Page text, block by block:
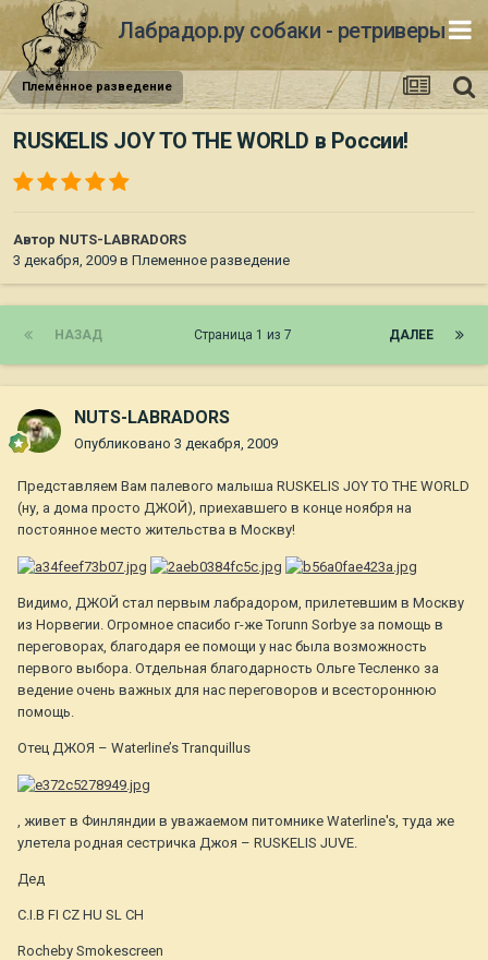
Лабрадор.ру собаки - ретриверы
Племенное разведение
RUSKELIS JOY TO THE WORLD в России!
Автор NUTS-LABRADORS
3 декабря, 2009 в Племенное разведение
НАЗАД ДАЛЕЕ
Страница 1 из 7
NUTS-LABRADORS
Опубликовано 3 декабря, 2009
Представляем Вам палевого малыша RUSKELIS JOY TO THE WORLD
(ну, а дома просто ДЖОЙ), приехавшего в конце ноября на
постоянное место жительства в Москву!
Видимо, ДЖОЙ стал первым лабрадором, прилетевшим в Москву
из Норвегии. Огромное спасибо г-же Torunn Sorbye за помощь в
переговорах, благодаря ее помощи у нас была возможность
первого выбора. Отдельная благодарность Ольге Тесленко за
ведение очень важных для нас переговоров и всестороннюю
помощь.
Отец ДЖОЯ – Waterline’s Tranquillus
, живет в Финляндии в уважаемом питомнике Waterline's, туда же
улетела родная сестричка Джоя – RUSKELIS JUVE.
Дед
C.I.B FI CZ HU SL CH
Rocheby Smokescreen